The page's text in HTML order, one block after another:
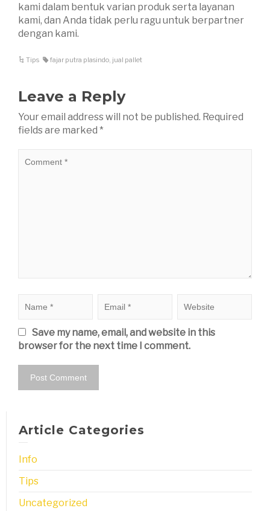
kami dalam bentuk varian produk serta layanan
kami, dan Anda tidak perlu ragu untuk berpartner
dengan kami.
Tips fajar putra plasindo, jual pallet
Leave a Reply
Your email address will not be published. Required
fields are marked *
Save my name, email, and website in this
browser for the next time I comment.
Article Categories
Info
Tips
Uncategorized